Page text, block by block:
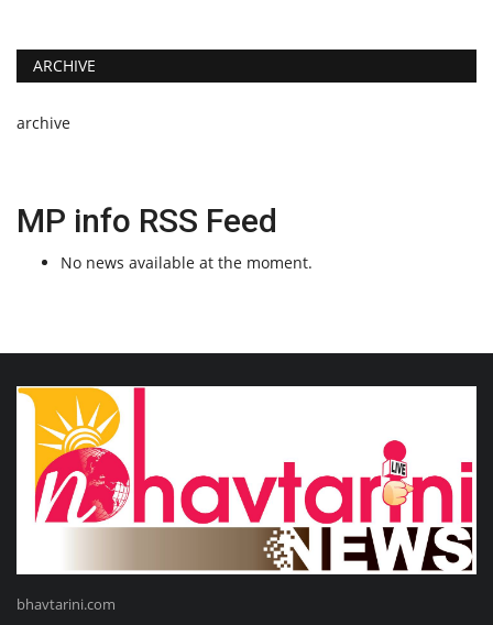
ARCHIVE
archive
MP info RSS Feed
No news available at the moment.
bhavtarini.com